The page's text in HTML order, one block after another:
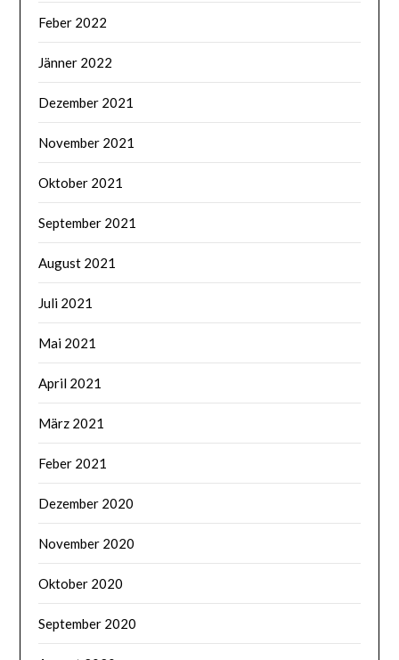
Feber 2022
Jänner 2022
Dezember 2021
November 2021
Oktober 2021
September 2021
August 2021
Juli 2021
Mai 2021
April 2021
März 2021
Feber 2021
Dezember 2020
November 2020
Oktober 2020
September 2020